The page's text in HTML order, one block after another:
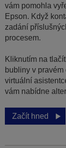
vám pomohla
Epson. Když
zadání
procesem.
Kliknutím na
bubliny v
virtuální
vám nabídne
Začít hned